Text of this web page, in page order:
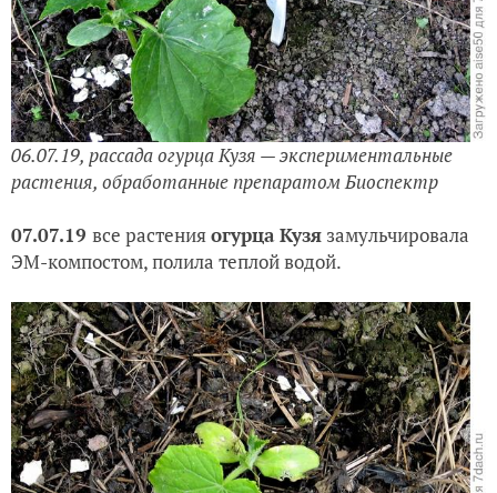
06.07.19, рассада огурца Кузя — экспериментальные
растения, обработанные препаратом Биоспектр
07.07.19 все растенияогурца Кузя замульчировала
ЭМ-компостом, полила теплой водой.